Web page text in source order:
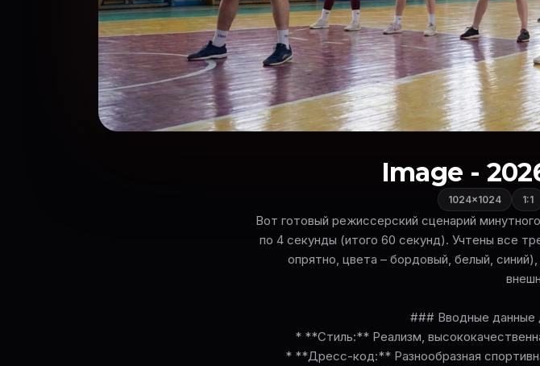
Image -
1024×1024 1:1
Вот готовый режиссерский сценарий
по 4 секунды (итого 60 секунд). Учтены все
опрятно, цвета – бордовый, белый,
### Вводные данные
* **Стиль:** Реализм,
* **Дресс-код:** Разнообразная